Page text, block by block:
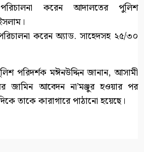
পরিচালনা করেন আদালতের পুলিশ
করেন অ্যাড. সাহেদসহ ২৫/৩০
পরিদর্শক মঈনউদ্দিন জানান, আসামী
আবেদন না’মঞ্জুর হওয়ার পর
তাকে কারাগারে পাঠানো হয়েছে।